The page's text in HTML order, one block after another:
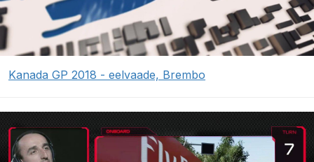
Kanada GP 2018 - eelvaade, Brembo